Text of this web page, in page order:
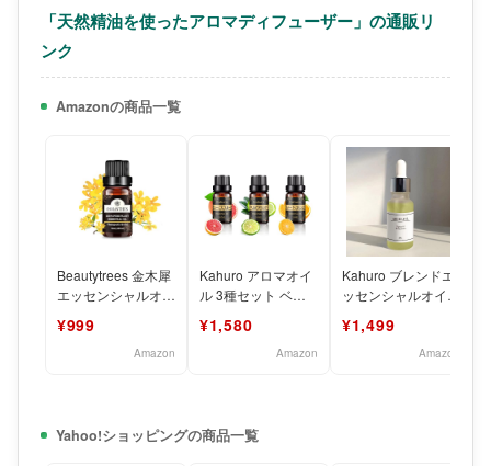
「天然精油を使ったアロマディフューザー」の通販リ
ンク
Amazonの商品一覧
Beautytrees 金木犀
エッセンシャルオイ
自然
¥999
Amazon
Kahuro アロマオイ
ル 3種セット ベル
フルーツ/スィート
¥1,580
Amazon
Kahuro ブレンドエ
ッセンシャルオイル
ー（White
¥1,499
Amazon
Yahoo!ショッピングの商品一覧